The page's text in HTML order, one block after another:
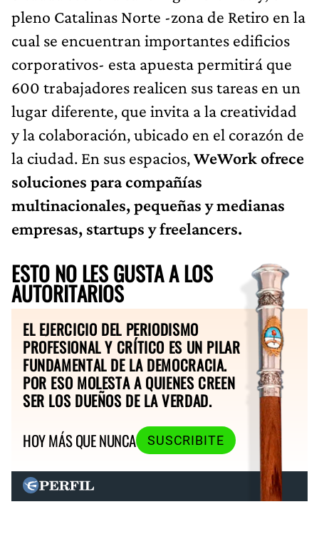
pleno Catalinas Norte -zona de Retiro en la
cual se encuentran importantes edificios
corporativos- esta apuesta permitirá que
600 trabajadores realicen sus tareas en un
lugar diferente, que invita a la creatividad
y la colaboración, ubicado en el corazón de
la ciudad. En sus espacios,WeWork ofrece
soluciones para compañías
multinacionales, pequeñas y medianas
empresas, startups y freelancers.
ESTO NO LES GUSTA A LOS
AUTORITARIOS
EL EJERCICIO DEL PERIODISMO
PROFESIONAL Y CRÍTICO ES UN PILAR
FUNDAMENTAL DE LA DEMOCRACIA.
POR ESO MOLESTA A QUIENES CREEN
SER LOS DUEÑOS DE LA VERDAD.
HOY MÁS QUE NUNCA
SUSCRIBITE